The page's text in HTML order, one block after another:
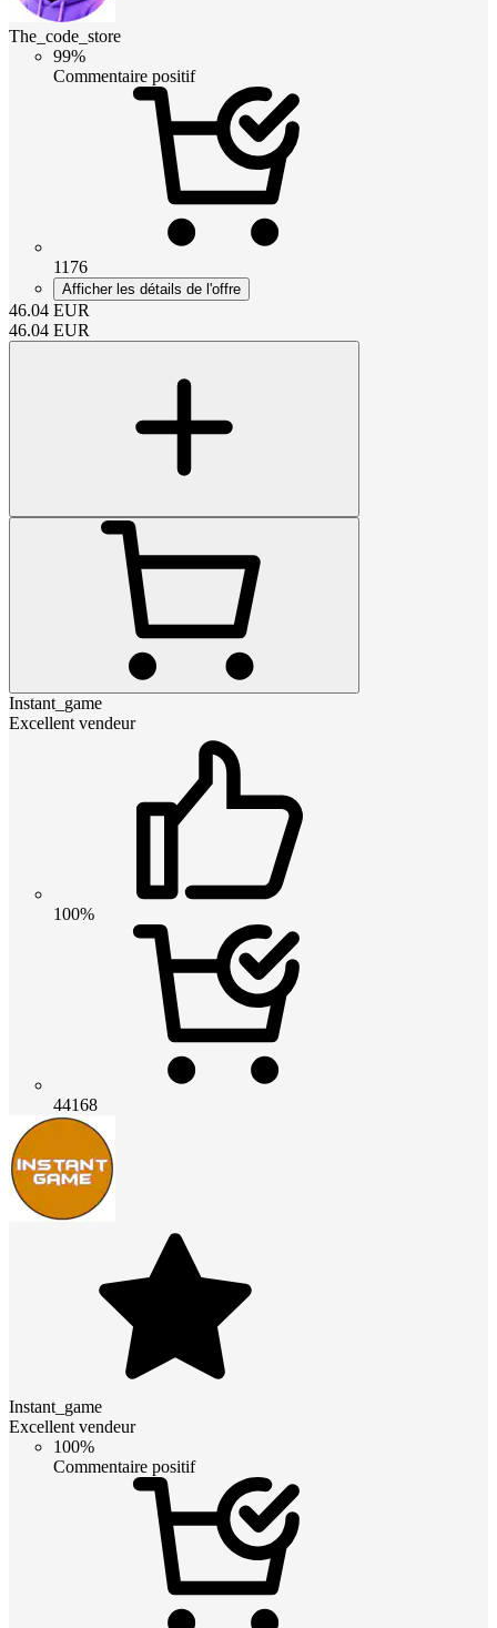
The_code_store
99%
Commentaire positif
1176
Afficher les détails de l'offre
46.04 EUR
46.04 EUR
Instant_game
Excellent vendeur
100%
44168
Instant_game
Excellent vendeur
100%
Commentaire positif